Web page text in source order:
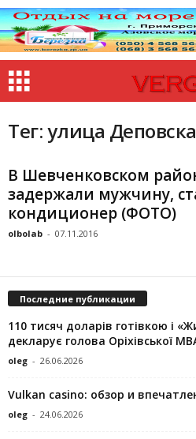
Тег: улица
В Шевченковском
задержали мужчину,
кондиционер (ФОТО)
olbolab - 07.11.2016
Последние публикации
110 тисяч доларів готівкою і
декларує голова Оріхівської
oleg - 26.06.2026
Vulkan casino: обзор и
oleg - 24.06.2026